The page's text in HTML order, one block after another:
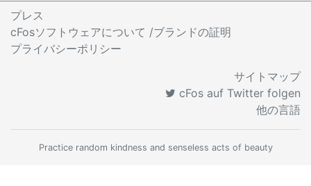
プレス
cFosソフトウェアについて /ブランドの証明
プライバシーポリシー
サイトマップ
cFos auf Twitter folgen
他の言語
Practice random kindness and senseless acts of beauty